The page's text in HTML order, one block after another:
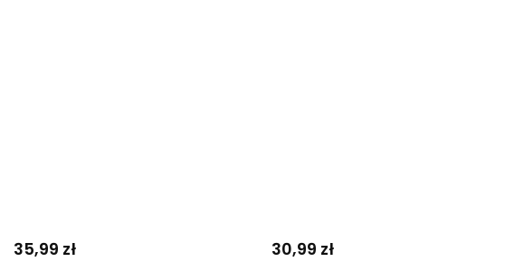
35,99 zł 30,99 zł